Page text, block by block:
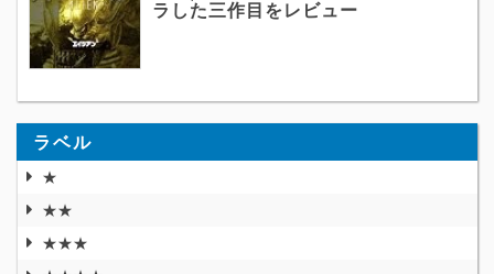
ラした三作目をレビュー
ラベル
★
★★
★★★